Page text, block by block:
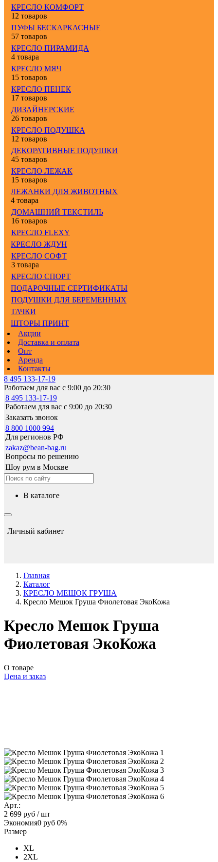
КРЕСЛО КОМФОРТ
12 товаров
ПУФЫ БЕСКАРКАСНЫЕ
57 товаров
КРЕСЛО ПИРАМИДА
4 товара
КРЕСЛО МЯЧ
15 товаров
КРЕСЛО ПЕНЕК
17 товаров
ДИЗАЙНЕРСКИЕ
26 товаров
КРЕСЛО ПОДУШКА
12 товаров
ДЕКОРАТИВНЫЕ ПОДУШКИ
45 товаров
КРЕСЛО ЛЕЖАК
15 товаров
ЛЕЖАНКИ ДЛЯ ЖИВОТНЫХ
4 товара
ДОМАШНИЙ ТЕКСТИЛЬ
16 товаров
КРЕСЛО FLEXY
КРЕСЛО ЖДУН
КРЕСЛО СОФТ
3 товара
КРЕСЛО СПОРТ
ПОДАРОЧНЫЕ СЕРТИФИКАТЫ
ПОДУШКИ ДЛЯ БЕРЕМЕННЫХ
ТАЧКИ
ШТОРЫ ПРИНТ
Акции
Доставка и оплата
Опт
Аренда
Контакты
8 495 133-17-19
Работаем для вас с 9:00 до 20:30
8 495 133-17-19
Работаем для вас с 9:00 до 20:30
Заказать звонок
8 800 1000 994
Для регионов РФ
zakaz@bean-bag.ru
Вопросы по решению
Шоу рум в Москве
в каталоге
Личный кабинет
Главная
Каталог
КРЕСЛО МЕШОК ГРУША
Кресло Мешок Груша Фиолетовая ЭкоКожа
Кресло Мешок Груша
Фиолетовая ЭкоКожа
О товаре
Цена и заказ
Арт.:
2 699 руб / шт
Экономия0 руб 0%
Размер
XL
2XL